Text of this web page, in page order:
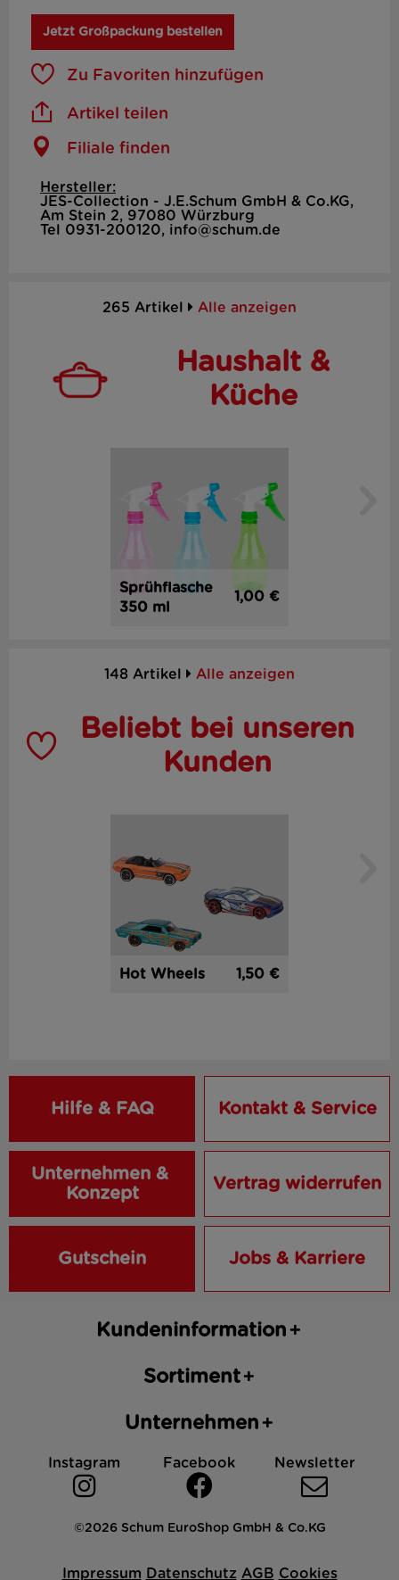
Jetzt Großpackung bestellen
Zu Favoriten hinzufügen
Artikel teilen
Filiale finden
Hersteller:
JES-Collection - J.E.Schum GmbH & Co.KG,
Am Stein 2, 97080 Würzburg
Tel 0931-200120, info@schum.de
265 Artikel Alle anzeigen
Haushalt &
Küche
Sprühflasche
350 ml
1,00 €
148 Artikel Alle anzeigen
Beliebt bei unseren
Kunden
Hot Wheels 1,50 €
Hilfe & FAQ Kontakt & Service
Unternehmen &
Konzept
Vertrag widerrufen
Gutschein Jobs & Karriere
Kundeninformation
Sortiment
Unternehmen
Instagram Facebook Newsletter
©2026 Schum EuroShop GmbH & Co.KG
Impressum Datenschutz AGB Cookies